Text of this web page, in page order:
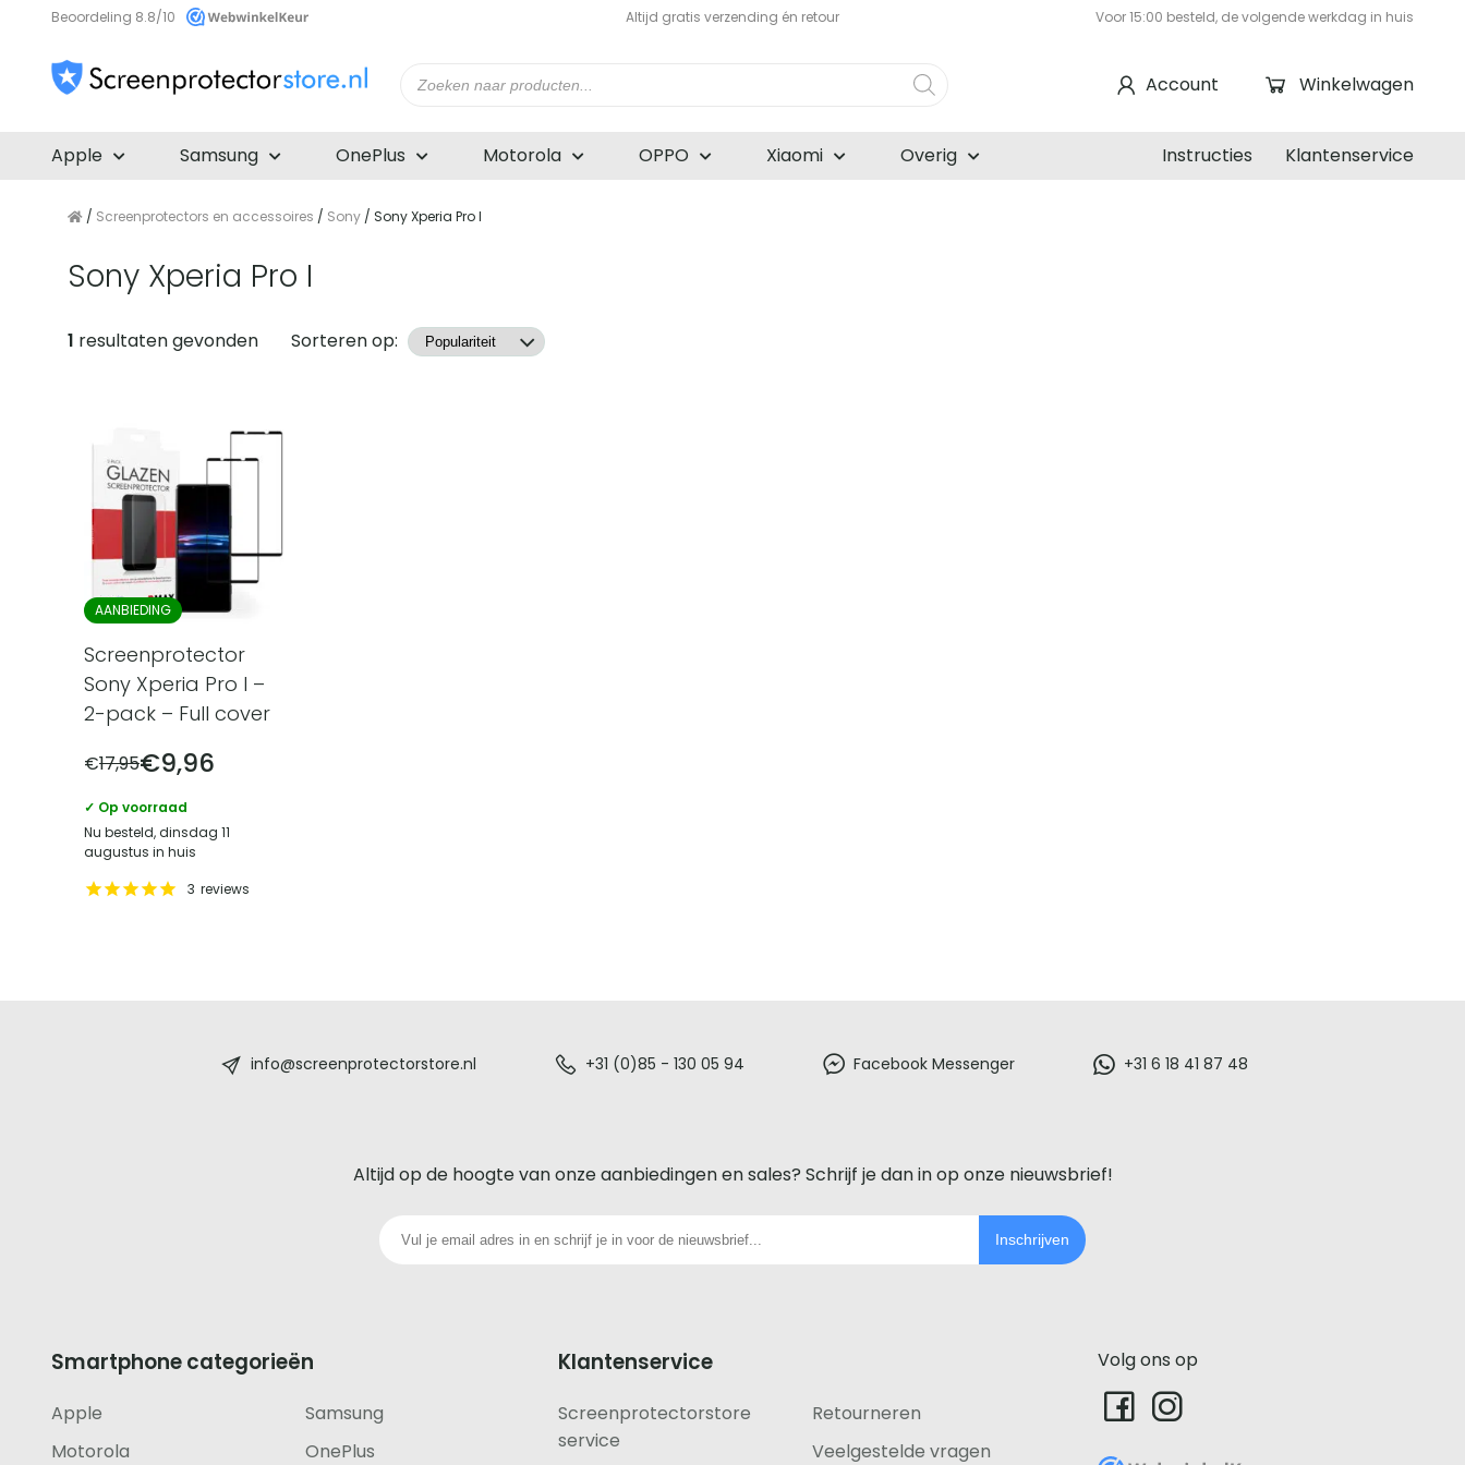
Beoordeling 8.8/10 Altijd gratis verzending én retour Voor 15:00 besteld, de volgende werkdag in huis
zoeken Winkelwagen
Account
Apple Samsung OnePlus Motorola OPPO Xiaomi Overig Klantenservice
Instructies
/ Screenprotectors en accessoires / Sony / Sony Xperia Pro I
Sony Xperia Pro I
Producten
1 resultaten gevonden Sorteren op:
AANBIEDING
Screenprotector
Sony Xperia Pro I –
2-pack – Full cover
€17,95€9,96
✓ Op voorraad
Nu besteld, dinsdag 11
augustus in huis
3 reviews
iedere
telefoon
footer
info@screenprotectorstore.nl +31 (0)85 - 130 05 94 Facebook Messenger +31 6 18 41 87 48
Altijd op de hoogte van onze aanbiedingen en sales? Schrijf je dan in op onze nieuwsbrief!
Inschrijven
Smartphone categorieën
Apple
Samsung
Motorola
OnePlus
Klantenservice
Screenprotectorstore
service
Retourneren
Veelgestelde vragen
Volg ons op